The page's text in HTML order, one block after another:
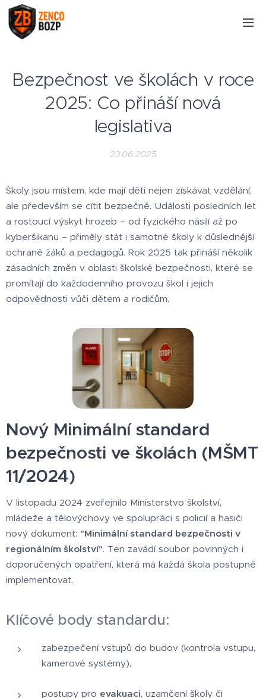
Bezpečnost ve školách v roce
2025: Co přináší nová
legislativa
23.06.2025
Školy jsou místem, kde mají děti nejen získávat vzdělání,
ale především se cítit bezpečně. Události posledních let
a rostoucí výskyt hrozeb – od fyzického násilí až po
kyberšikanu – přiměly stát i samotné školy k důslednější
ochraně žáků a pedagogů. Rok 2025 tak přináší několik
zásadních změn v oblasti školské bezpečnosti, které se
promítají do každodenního provozu škol i jejich
odpovědnosti vůči dětem a rodičům.
Nový Minimální standard
bezpečnosti ve školách (MŠMT
11/2024)
V listopadu 2024 zveřejnilo Ministerstvo školství,
mládeže a tělovýchovy ve spolupráci s policií a hasiči
nový dokument: "Minimální standard bezpečnosti v
regionálním školství". Ten zavádí soubor povinných i
doporučených opatření, která má každá škola postupně
implementovat.
Klíčové body standardu:
zabezpečení vstupů do budov (kontrola vstupu,
kamerové systémy),
postupy pro evakuaci, uzamčení školy či